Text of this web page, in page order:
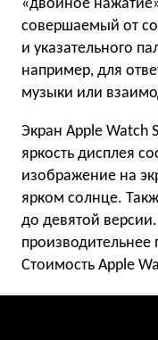
«двойное
совершаемый от
и указательного
например, для
музыки или
Экран Apple Watch
яркость дисплея
изображение на
ярком солнце.
до девятой
Стоимость Apple